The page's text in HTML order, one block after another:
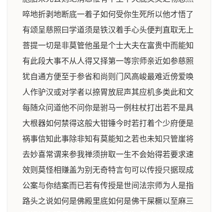
啐地折剥地断底一着子如何受你生死所以他才悟了
有颂呈慈照曰学道须是铁汉着手心头便判直取无上
菩提一切是非莫管他虽是个士大夫在富贵中而能知
有此段大事不从人得又择第一等宗师亲近如参慈照
犹自通方便至于参省和尚则门风高峻最难近傍爱唤
人作驴汉或对学者以捺胃放屁声其应机多类此和文
每随众问道他不问你是驸马一例柱杖打出若不是具
大根器如何禁得这般大钳锤今时若打着个少府便是
祸事信知此事除非知有莫能知之若也未知只管崖将
去妙喜常谓来参我禅须拚取一生不会始得若要求速
效则莫怪相赚盖为别无奇特言句可以传授只据现成
公案与你结案而已若有传授是世间法宗师为人是指
路头之说如何是佛殿里底如何是佛干屎橛以至麻三